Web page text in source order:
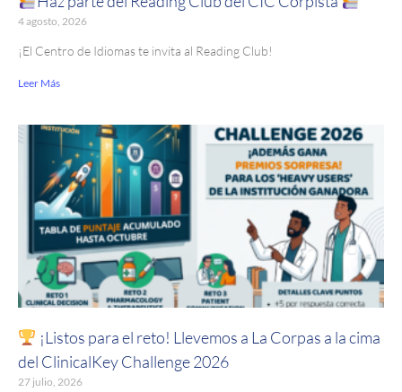
4 agosto, 2026
¡El Centro de Idiomas te invita al Reading Club!
Leer Más
¡Listos para el reto! Llevemos a La Corpas a la cima
del ClinicalKey Challenge 2026
27 julio, 2026